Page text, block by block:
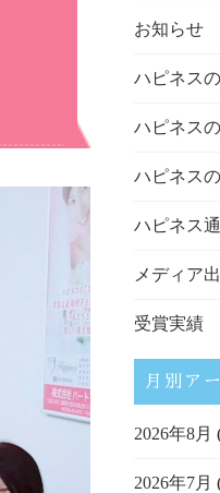
お知らせ
ハピネス
ハピネス
ハピネス
ハピネス
メディア
受賞実績
月別ア
2026年8月
2026年7月